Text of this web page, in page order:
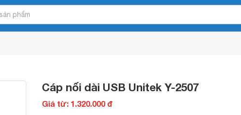
Cáp nối dài USB Unitek Y-2507
Giá từ: 1.320.000 đ